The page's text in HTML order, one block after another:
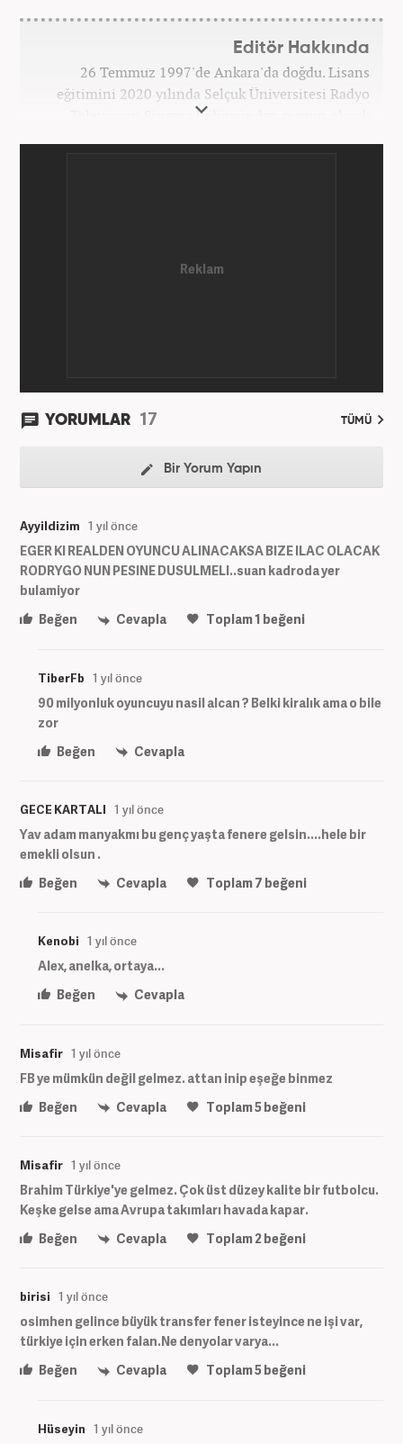
Editör Hakkında
26 Temmuz 1997'de Ankara'da doğdu. Lisans
eğitimini 2020 yılında Selçuk Üniversitesi Radyo
Televizyon Sinema bölümünden mezun olarak
YORUMLAR 17 TÜMÜ
Bir Yorum Yapın
Ayyildizim 1 yıl önce
EGER KI REALDEN OYUNCU ALINACAKSA BIZE ILAC OLACAK
RODRYGO NUN PESINE DUSULMELI..suan kadroda yer
bulamiyor
Beğen
Cevapla Toplam1 beğeni
TiberFb 1 yıl önce
90 milyonluk oyuncuyu nasil alcan ? Belki kiralık ama o bile
zor
Beğen
Cevapla
GECE KARTALI 1 yıl önce
Yav adam manyakmı bu genç yaşta fenere gelsin....hele bir
emekli olsun .
Beğen
Cevapla Toplam7 beğeni
Kenobi 1 yıl önce
Alex, anelka, ortaya...
Beğen
Cevapla
Misafir 1 yıl önce
FB ye mümkün değil gelmez. attan inip eşeğe binmez
Beğen
Cevapla Toplam5beğeni
Misafir 1 yıl önce
Brahim Türkiye'ye gelmez. Çok üst düzey kalite bir futbolcu.
Keşke gelse ama Avrupa takımları havada kapar.
Beğen
Cevapla Toplam2beğeni
birisi 1 yıl önce
osimhen gelince büyük transfer fener isteyince ne işi var,
türkiye için erken falan.Ne denyolar varya...
Beğen
Cevapla Toplam5beğeni
Hüseyin 1 yıl önce